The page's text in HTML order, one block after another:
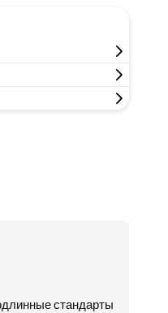
стандарты